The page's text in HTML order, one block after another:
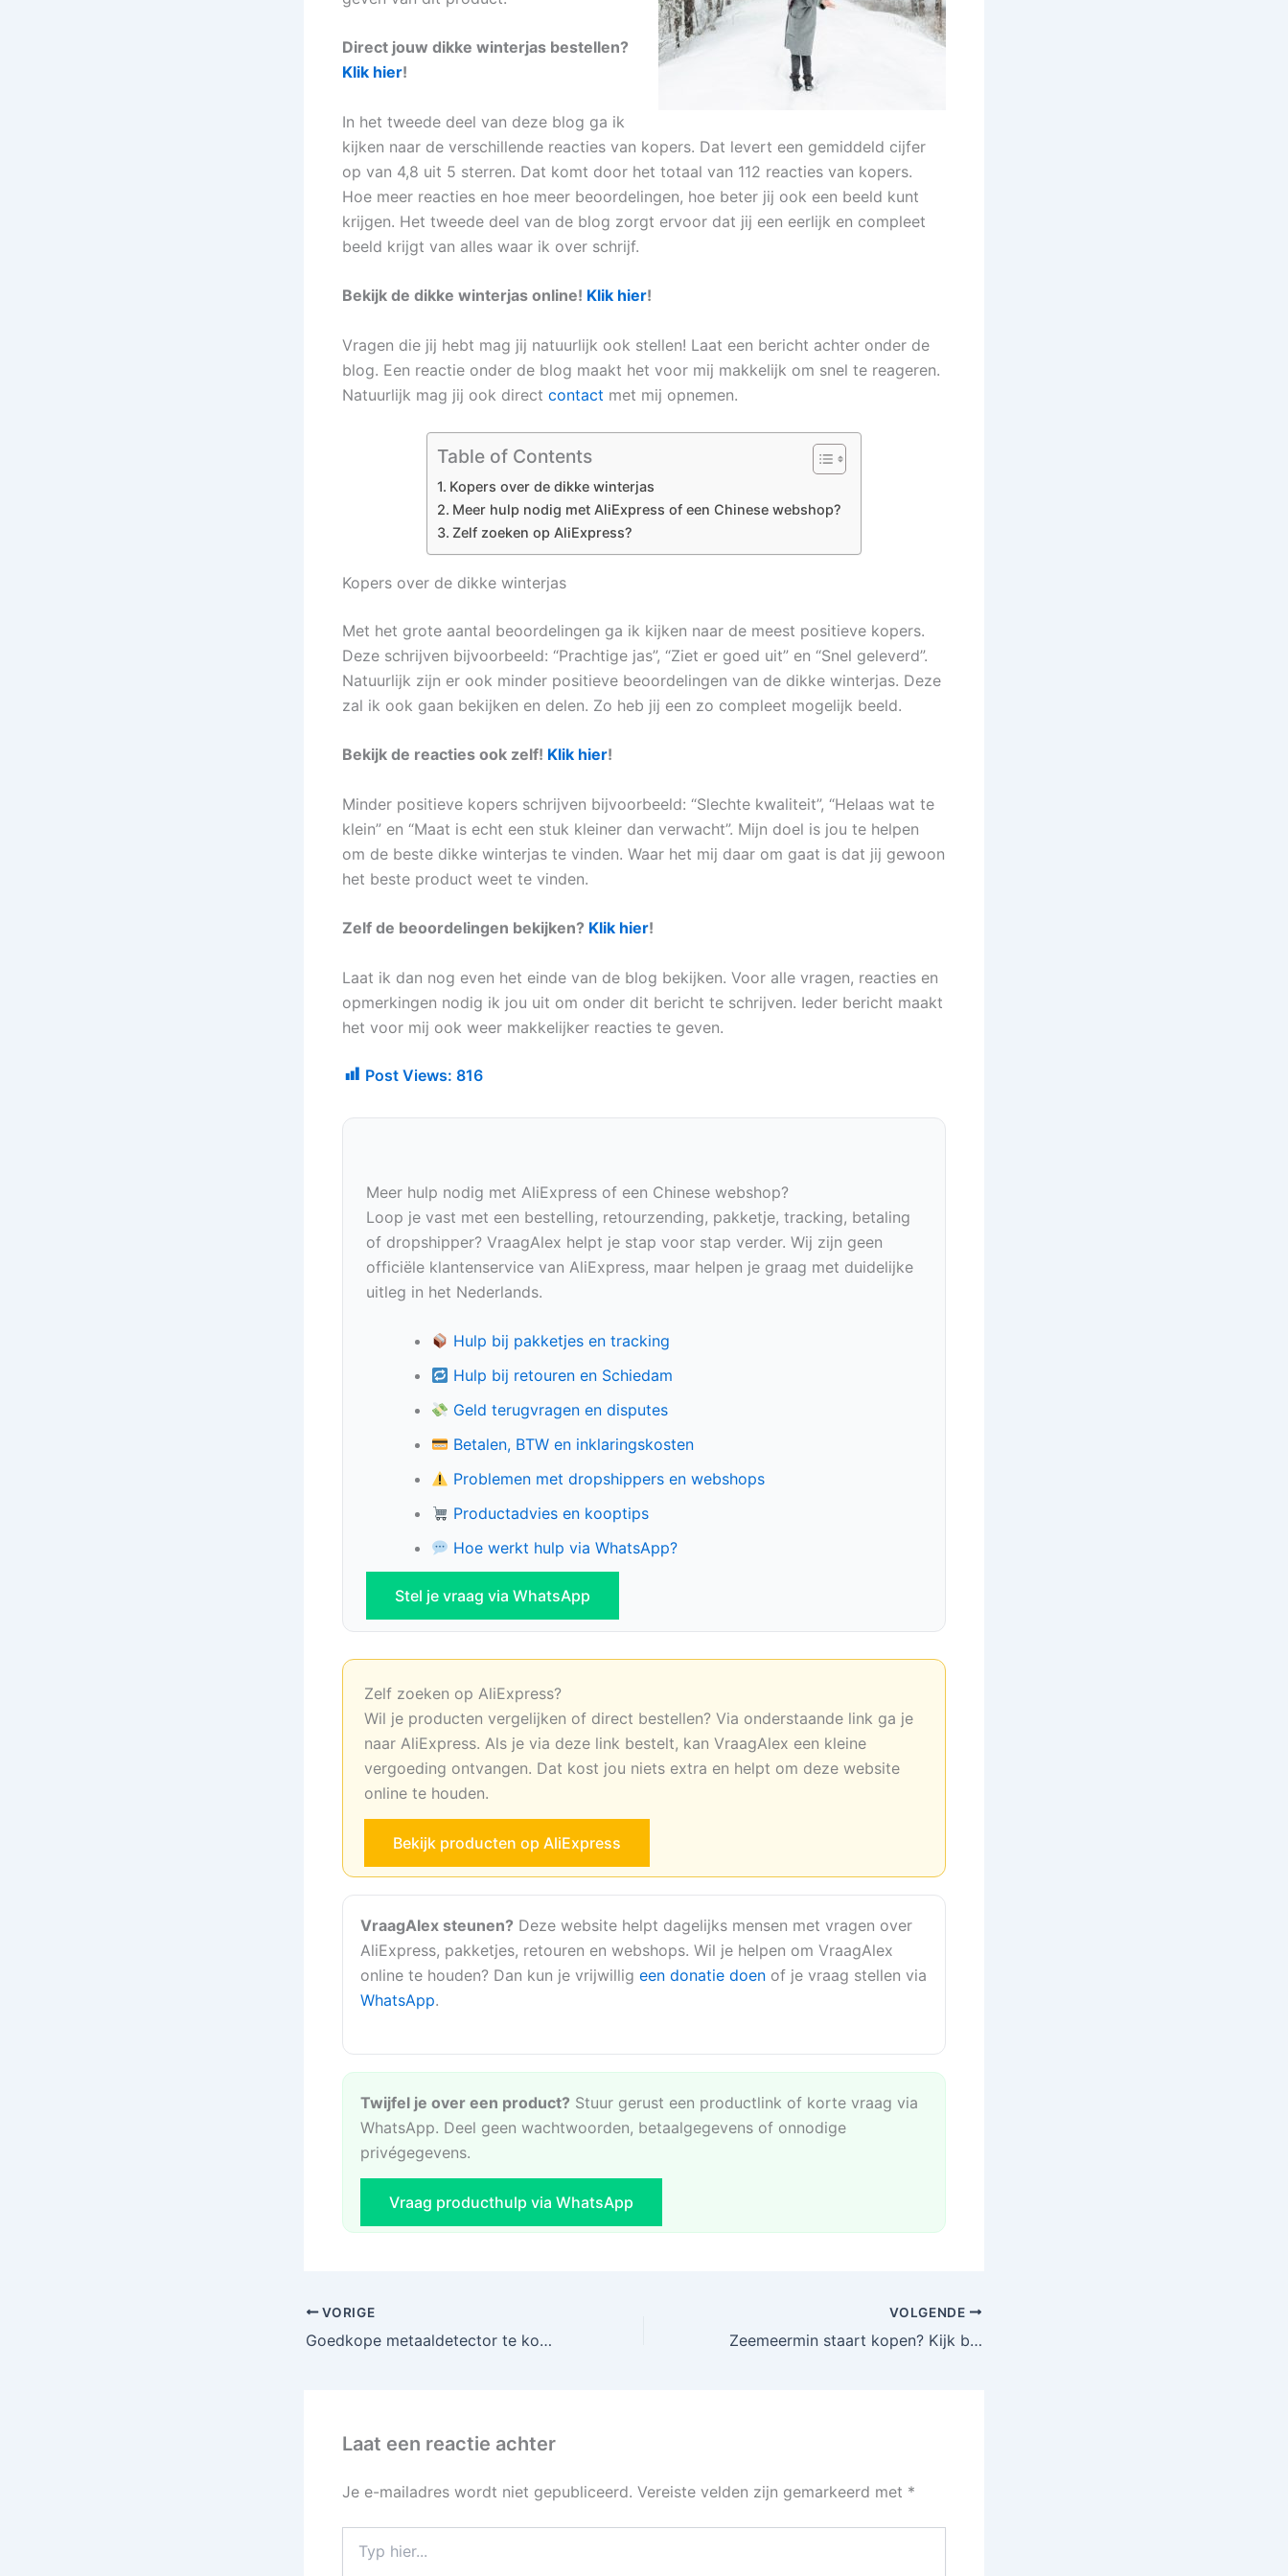
Direct jouw dikke winterjas bestellen?
Klik hier!
In het tweede deel van deze blog ga ik
kijken naar de verschillende reacties van kopers. Dat levert een gemiddeld cijfer
op van 4,8 uit 5 sterren. Dat komt door het totaal van 112 reacties van kopers.
Hoe meer reacties en hoe meer beoordelingen, hoe beter jij ook een beeld kunt
krijgen. Het tweede deel van de blog zorgt ervoor dat jij een eerlijk en compleet
beeld krijgt van alles waar ik over schrijf.
Bekijk de dikke winterjas online! Klik hier!
Vragen die jij hebt mag jij natuurlijk ook stellen! Laat een bericht achter onder de
blog. Een reactie onder de blog maakt het voor mij makkelijk om snel te reageren.
Natuurlijk mag jij ook direct contact met mij opnemen.
Table of Contents
Kopers over de dikke winterjas
Meer hulp nodig met AliExpress of een Chinese webshop?
Zelf zoeken op AliExpress?
Kopers over de dikke winterjas
Met het grote aantal beoordelingen ga ik kijken naar de meest positieve kopers.
Deze schrijven bijvoorbeeld: “Prachtige jas”, “Ziet er goed uit” en “Snel geleverd”.
Natuurlijk zijn er ook minder positieve beoordelingen van de dikke winterjas. Deze
zal ik ook gaan bekijken en delen. Zo heb jij een zo compleet mogelijk beeld.
Bekijk de reacties ook zelf! Klik hier!
Minder positieve kopers schrijven bijvoorbeeld: “Slechte kwaliteit”, “Helaas wat te
klein” en “Maat is echt een stuk kleiner dan verwacht”. Mijn doel is jou te helpen
om de beste dikke winterjas te vinden. Waar het mij daar om gaat is dat jij gewoon
het beste product weet te vinden.
Zelf de beoordelingen bekijken? Klik hier!
Laat ik dan nog even het einde van de blog bekijken. Voor alle vragen, reacties en
opmerkingen nodig ik jou uit om onder dit bericht te schrijven. Ieder bericht maakt
het voor mij ook weer makkelijker reacties te geven.
Post Views: 816
Meer hulp nodig met AliExpress of een Chinese webshop?
Loop je vast met een bestelling, retourzending, pakketje, tracking, betaling
of dropshipper? VraagAlex helpt je stap voor stap verder. Wij zijn geen
officiële klantenservice van AliExpress, maar helpen je graag met duidelijke
uitleg in het Nederlands.
Hulp bij pakketjes en tracking
Hulp bij retouren en Schiedam
Geld terugvragen en disputes
Betalen, BTW en inklaringskosten
Problemen met dropshippers en webshops
Productadvies en kooptips
Hoe werkt hulp via WhatsApp?
Stel je vraag via WhatsApp
Zelf zoeken op AliExpress?
Wil je producten vergelijken of direct bestellen? Via onderstaande link ga je
naar AliExpress. Als je via deze link bestelt, kan VraagAlex een kleine
vergoeding ontvangen. Dat kost jou niets extra en helpt om deze website
online te houden.
Bekijk producten op AliExpress
VraagAlex steunen? Deze website helpt dagelijks mensen met vragen over
AliExpress, pakketjes, retouren en webshops. Wil je helpen om VraagAlex
online te houden? Dan kun je vrijwillig een donatie doen of je vraag stellen via
WhatsApp.
Twijfel je over een product? Stuur gerust een productlink of korte vraag via
WhatsApp. Deel geen wachtwoorden, betaalgegevens of onnodige
privégegevens.
Vraag producthulp via WhatsApp
VORIGE
Goedkope metaaldetector te koop bij AliExpress!
VOLGENDE
Zeemeermin staart kopen? Kijk bij AliExpress!
Laat een reactie achter
Je e-mailadres wordt niet gepubliceerd. Vereiste velden zijn gemarkeerd met *
hier...